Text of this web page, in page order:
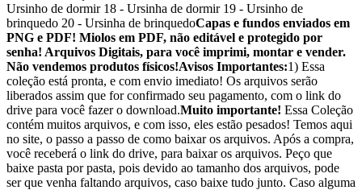
Ursinho de dormir 18 - Ursinha de dormir 19 - Ursinho de
brinquedo 20 - Ursinha de brinquedoCapas e fundos enviados em
PNG e PDF! Miolos em PDF, não editável e protegido por
senha! Arquivos Digitais, para você imprimi, montar e vender.
Não vendemos produtos físicos!Avisos Importantes:1) Essa
coleção está pronta, e com envio imediato! Os arquivos serão
liberados assim que for confirmado seu pagamento, com o link do
drive para você fazer o download.Muito importante! Essa Coleção
contém muitos arquivos, e com isso, eles estão pesados! Temos aqui
no site, o passo a passo de como baixar os arquivos. Após a compra,
você receberá o link do drive, para baixar os arquivos. Peço que
baixe pasta por pasta, pois devido ao tamanho dos arquivos, pode
ser que venha faltando arquivos, caso baixe tudo junto. Caso alguma